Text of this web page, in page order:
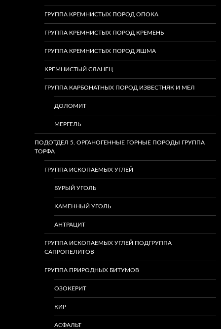
ГРУППА КРЕМНИСТЫХ ПОРОД ОПОКА
ГРУППА КРЕМНИСТЫХ ПОРОД КРЕМЕНЬ
ГРУППА КРЕМНИСТЫХ ПОРОД ЯШМА
КРЕМНИСТЫЙ СЛАНЕЦ
ГРУППА КАРБОНАТНЫХ ПОРОД ИЗВЕСТНЯК И МЕЛ
ДОЛОМИТ
МЕРГЕЛЬ
ПОДОТДЕЛ 5. ОРГАНОГЕННЫЕ ГОРНЫЕ ПОРОДЫ ГРУППА
ТОРФА
ГРУППА ИСКОПАЕМЫХ УГЛЕЙ
БУРЫЙ УГОЛЬ
КАМЕННЫЙ УГОЛЬ
АНТРАЦИТ
ГРУППА ИСКОПАЕМЫХ УГЛЕЙ ПОДГРУППА
САПРОПЕЛИТОВ
ГРУППА ПРИРОДНЫХ БИТУМОВ
ОЗОКЕРИТ
КИР
АСФАЛЬТ